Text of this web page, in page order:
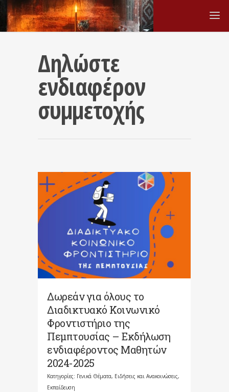
Δηλώστε
ενδιαφέρον
συμμετοχής
Δωρεάν για όλους το
Διαδικτυακό Κοινωνικό
Φροντιστήριο της
Πεμπτουσίας – Εκδήλωση
ενδιαφέροντος Μαθητών
2024-2025
Κατηγορίες: Γενικά Θέματα, Ειδήσεις και Ανακοινώσεις,
Εκπαίδευση